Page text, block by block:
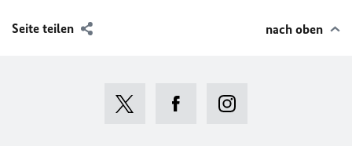
Seite teilen nach oben